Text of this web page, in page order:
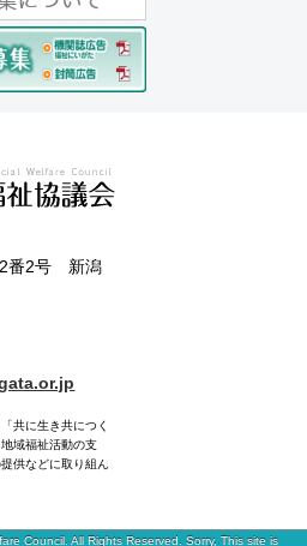
2番2号 新潟
共に生き共につく
域福祉活動の支
供などに取り組ん
Council. All Rights Reserved. Sorry, This site is